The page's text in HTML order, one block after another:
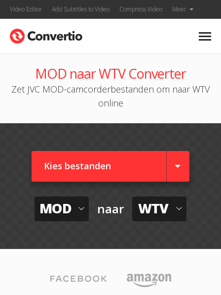
Video Editor Add Subtitles to Video Compress Video Meer
MOD naar WTV Converter
Zet JVC MOD-camcorderbestanden om naar WTV
online
Kies bestanden
MOD naar WTV